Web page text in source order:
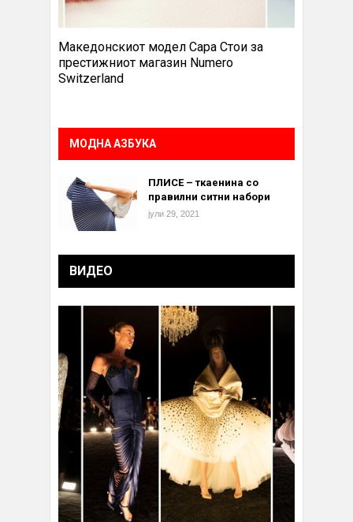
Македонскиот модел Сара Стои за
престижниот магазин Numero
Switzerland
МОДНА АЗБУКА
ПЛИСЕ – ткаенина со
правилни ситни набори
јули 29, 2021
ВИДЕО